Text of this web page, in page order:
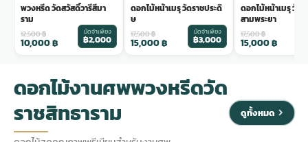
พวงหรีด วัดสวัสดิ์วารีสีมา
ราม
12,500฿
10,000฿
มัดจำเพียง
฿2,000
ดอกไม้หน้าเมรุ วัดราชประดิ
ษ
17,500฿
15,000฿
มัดจำเพียง
฿3,000
ดอกไม้หน้าเมรุ วัด
สามพระยา
17,500฿
15,000฿
ดอกไม้งานศพพวงหรีดวัด
ราชสิทธาราม
ดูทั้งหมด